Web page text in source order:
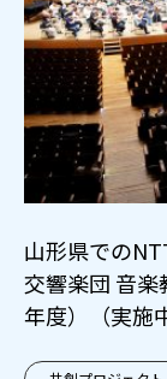
山形県での
交響楽団 音楽
年度）（実施